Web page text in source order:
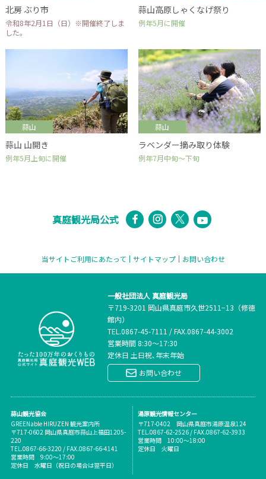
北房 ぶり市
令和8年2月1日（日）※開催終了しま
した。
蒜山高原しゃくなげ祭り
例年5月に開催
蒜山
蒜山 山開き
例年5月上旬に開催
蒜山
ラベンダー摘み取り体験
例年7月中旬～下旬
真庭観光局公式
当サイトご利用にあたって サイトマップ お問い合わせ
一般社団法人 真庭観光局
〒719-3201 岡山県真庭市久世2511−13（修徳
館内）
TEL.0867-45-7111 /FAX.0867-44-3002
営業時間 8:30～17:30
定休日 土日祝､年末年始
お問い合わせ
蒜山観光協会
GREENable HIRUZEN 観光案内所
〒717-0602 岡山県真庭市蒜山上福田1205-
220
TEL.0867-66-3220 / FAX.0867-66-4141
営業時間 9:00～17:00
定休日 水曜日（祝日の場合は翌平日）
湯原観光情報センター
〒717-0402 岡山県真庭市湯原温泉124
TEL.0867-62-2526 / FAX.0867-62-3933
営業時間 10:00～18:00
定休日 火曜日